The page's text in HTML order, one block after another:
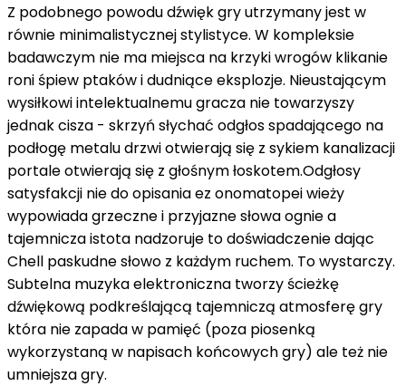
Z podobnego powodu dźwięk gry utrzymany jest w
równie minimalistycznej stylistyce. W kompleksie
badawczym nie ma miejsca na krzyki wrogów klikanie
roni śpiew ptaków i dudniące eksplozje. Nieustającym
wysiłkowi intelektualnemu gracza nie towarzyszy
jednak cisza - skrzyń słychać odgłos spadającego na
podłogę metalu drzwi otwierają się z sykiem kanalizacji
portale otwierają się z głośnym łoskotem.Odgłosy
satysfakcji nie do opisania ez onomatopei wieży
wypowiada grzeczne i przyjazne słowa ognie a
tajemnicza istota nadzoruje to doświadczenie dając
Chell paskudne słowo z każdym ruchem. To wystarczy.
Subtelna muzyka elektroniczna tworzy ścieżkę
dźwiękową podkreślającą tajemniczą atmosferę gry
która nie zapada w pamięć (poza piosenką
wykorzystaną w napisach końcowych gry) ale też nie
umniejsza gry.